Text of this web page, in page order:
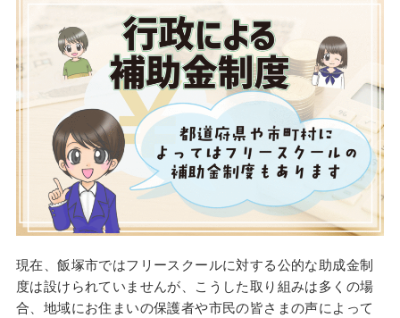
現在、飯塚市ではフリースクールに対する公的な助成金制
度は設けられていませんが、こうした取り組みは多くの場
合、地域にお住まいの保護者や市民の皆さまの声によって